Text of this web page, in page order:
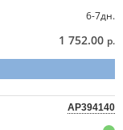
6-7дн.
1 752.00 р.
AP394140